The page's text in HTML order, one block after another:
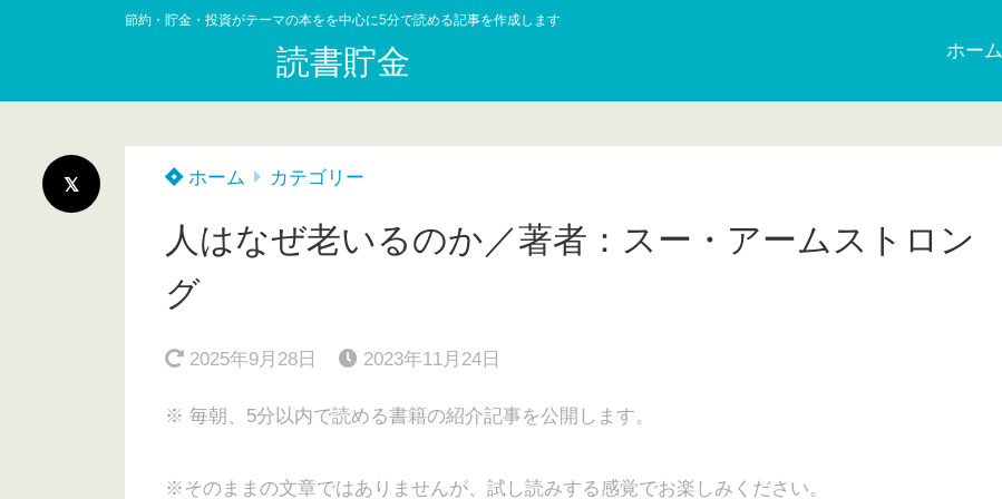
節約・貯金・投資がテーマの本をを中心に5分で読める記事を作成します
読書貯金 ホーム
ホーム カテゴリー
人はなぜ老いるのか／著者：スー・アームストロン
グ
2025年9月28日 2023年11月24日
※ 毎朝、5分以内で読める書籍の紹介記事を公開します。
※そのままの文章ではありませんが、試し読みする感覚でお楽しみください。